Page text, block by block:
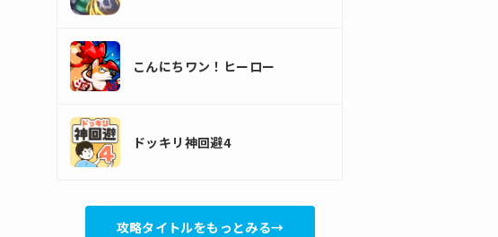
こんにちワン！ヒーロー
ドッキリ神回避4
攻略タイトルをもっとみる→